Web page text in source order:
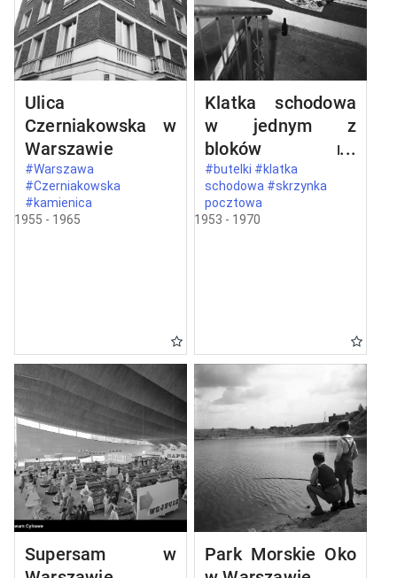
Ulica
Czerniakowska w
Warszawie
#Warszawa
#Czerniakowska
#kamienica
1955 - 1965
Klatka schodowa
w jednym z
bloków na
Mokotowie
#butelki #klatka
schodowa #skrzynka
pocztowa
1953 - 1970
Supersam w
Park Morskie Oko